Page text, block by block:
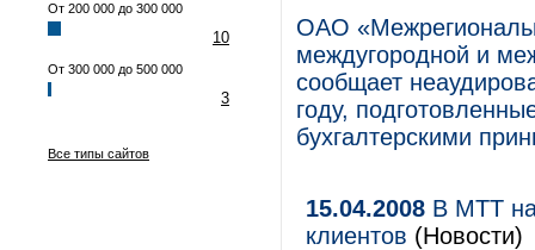
От 200 000 до 300 000
10
От 300 000 до 500 000
3
Все типы сайтов
ОАО
междугородной и
сообщает
году,
бухгалтерскими
15.04.2008 В МТТ
клиентов (Новости)